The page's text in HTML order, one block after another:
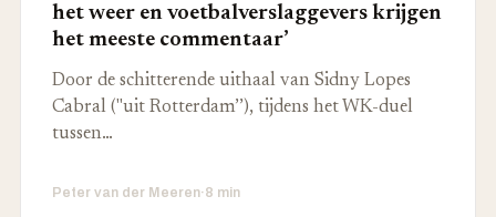
het weer en voetbalverslaggevers krijgen
het meeste commentaar’
Door de schitterende uithaal van Sidny Lopes
Cabral ("uit Rotterdam’’), tijdens het WK-duel
tussen…
Peter van der Meeren·8 min